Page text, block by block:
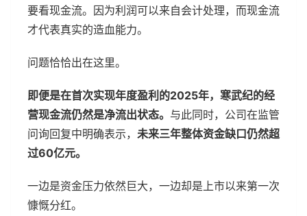
要看现金流。因为利润可以来自会计处理，而现金流
才代表真实的造血能力。
问题恰恰出在这里。
即便是在首次实现年度盈利的2025年，寒武纪的经
营现金流仍然是净流出状态。 与此同时，公司在监管
问询回复中明确表示， 未来三年整体资金缺口仍然超
过60亿元。
一边是资金压力依然巨大，一边却是上市以来第一次
慷慨分红。